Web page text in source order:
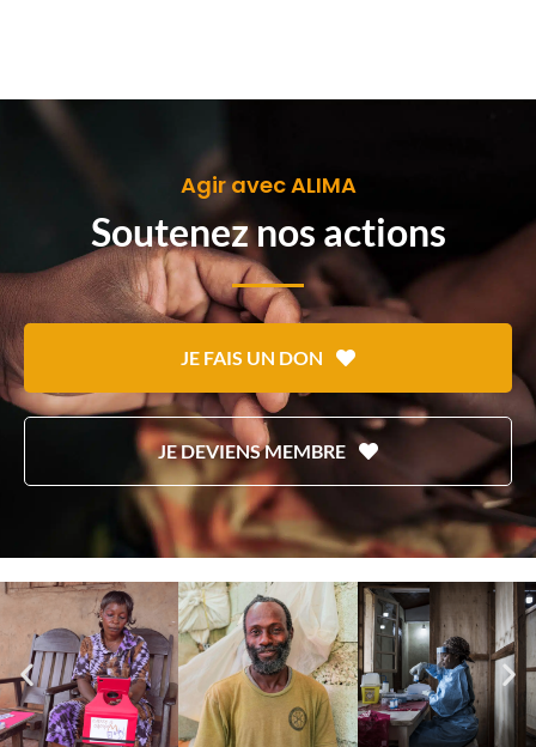
Agir avec ALIMA
Soutenez nos actions
JE FAIS UN DON
JE DEVIENS MEMBRE